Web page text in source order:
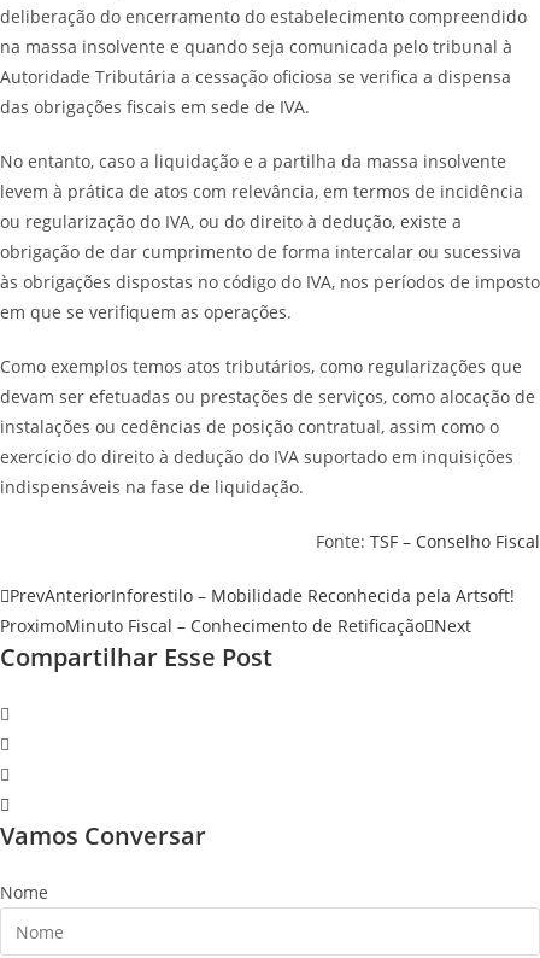
deliberação do encerramento do estabelecimento compreendido
na massa insolvente e quando seja comunicada pelo tribunal à
Autoridade Tributária a cessação oficiosa se verifica a dispensa
das obrigações fiscais em sede de IVA.
No entanto, caso a liquidação e a partilha da massa insolvente
levem à prática de atos com relevância, em termos de incidência
ou regularização do IVA, ou do direito à dedução, existe a
obrigação de dar cumprimento de forma intercalar ou sucessiva
às obrigações dispostas no código do IVA, nos períodos de imposto
em que se verifiquem as operações.
Como exemplos temos atos tributários, como regularizações que
devam ser efetuadas ou prestações de serviços, como alocação de
instalações ou cedências de posição contratual, assim como o
exercício do direito à dedução do IVA suportado em inquisições
indispensáveis na fase de liquidação.
Fonte: TSF – Conselho Fiscal
PrevAnteriorInforestilo – Mobilidade Reconhecida pela Artsoft!
ProximoMinuto Fiscal – Conhecimento de Retificação Next
Compartilhar Esse Post
Vamos Conversar
Nome